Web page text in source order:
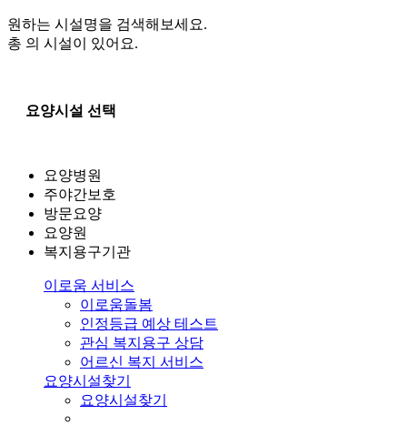
원하는 시설명을 검색해보세요.
총 의 시설이 있어요.
요양시설 선택
요양병원
주야간보호
방문요양
요양원
복지용구기관
이로움 서비스
이로움돌봄
인정등급 예상 테스트
관심 복지용구 상담
어르신 복지 서비스
요양시설찾기
요양시설찾기